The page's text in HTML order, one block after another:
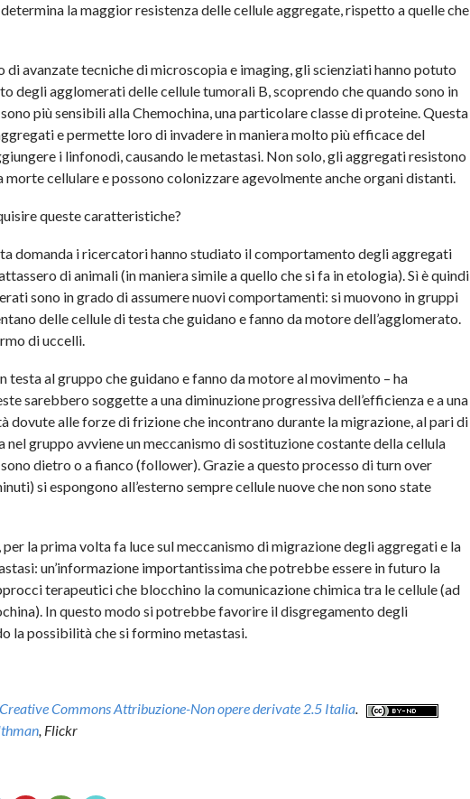
la maggior resistenza delle cellule aggregate, rispetto a quelle che
di avanzate tecniche di microscopia e imaging, gli scienziati hanno potuto
degli agglomerati delle cellule tumorali B, scoprendo che quando sono in
più sensibili alla Chemochina, una particolare classe di proteine. Questa
e permette loro di invadere in maniera molto più efficace del
i linfonodi, causando le metastasi. Non solo, gli aggregati resistono
morte cellulare e possono colonizzare agevolmente anche organi distanti.
queste caratteristiche?
domanda i ricercatori hanno studiato il comportamento degli aggregati
di animali (in maniera simile a quello che si fa in etologia). Sì è quindi
sono in grado di assumere nuovi comportamenti: si muovono in gruppi
delle cellule di testa che guidano e fanno da motore dell’agglomerato.
di uccelli.
testa al gruppo che guidano e fanno da motore al movimento – ha
sarebbero soggette a una diminuzione progressiva dell’efficienza e a una
dovute alle forze di frizione che incontrano durante la migrazione, al pari di
nel gruppo avviene un meccanismo di sostituzione costante della cellula
dietro o a fianco (follower). Grazie a questo processo di turn over
si espongono all’esterno sempre cellule nuove che non sono state
la prima volta fa luce sul meccanismo di migrazione degli aggregati e la
un’informazione importantissima che potrebbe essere in futuro la
terapeutici che blocchino la comunicazione chimica tra le cellule (ad
In questo modo si potrebbe favorire il disgregamento degli
la possibilità che si formino metastasi.
Creative Commons Attribuzione-Non opere derivate 2.5 Italia.
, Flickr